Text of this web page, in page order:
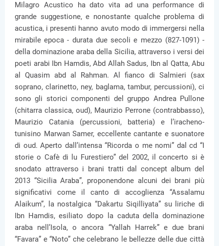
Milagro Acustico ha dato vita ad una performance di
grande suggestione, e nonostante qualche problema di
acustica, i presenti hanno avuto modo di immergersi nella
mirabile epoca - durata due secoli e mezzo (827-1091) -
della dominazione araba della Sicilia, attraverso i versi dei
poeti arabi Ibn Hamdis, Abd Allah Sadus, Ibn al Qatta, Abu
al Quasim abd al Rahman. Al fianco di Salmieri (sax
soprano, clarinetto, ney, baglama, tambur, percussioni), ci
sono gli storici componenti del gruppo Andrea Pullone
(chitarra classica, oud), Maurizio Perrone (contrabbasso),
Maurizio Catania (percussioni, batteria) e l’iracheno-
tunisino Marwan Samer, eccellente cantante e suonatore
di oud. Aperto dall’intensa “Ricorda o me nomi” dal cd “I
storie o Cafè di lu Furestiero” del 2002, il concerto si è
snodato attraverso i brani tratti dal concept album del
2013 “Sicilia Araba”, proponendone alcuni dei brani più
significativi come il canto di accoglienza “Assalamu
Alaikum”, la nostalgica “Dakartu Siqilliyata” su liriche di
Ibn Hamdis, esiliato dopo la caduta della dominazione
araba nell’Isola, o ancora “Yallah Harrek” e due brani
“Favara” e “Noto” che celebrano le bellezze delle due città